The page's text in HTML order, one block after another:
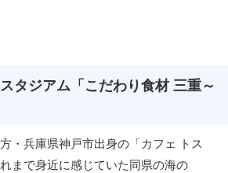
タジアム「こだわり食材 三重～
・兵庫県神戸市出身の「カフェ トス
まで身近に感じていた同県の海の